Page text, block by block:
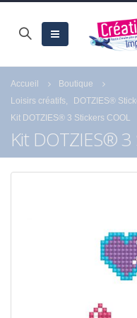
Accueil
Boutique
Loisirs créatifs
DOTZIES®
Kit DOTZIES® 3 Stickers COOL
Kit DOTZIES®